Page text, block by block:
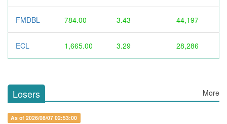
FMDBL 784.00 3.43 44,197
ECL 1,665.00 3.29 28,286
Losers More
As of 2026/08/07 02:53:00